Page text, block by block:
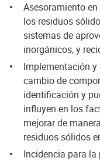
Asesoramiento
los residuos
sistemas de
inorgánicos, y
Implementación
cambio de
identificación y
influyen en los
mejorar de
residuos sólidos
Incidencia para